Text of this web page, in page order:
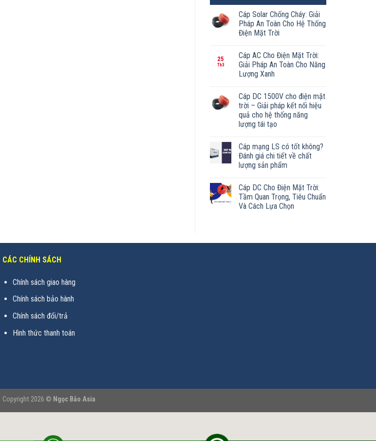
Cáp Solar Chống Cháy: Giải
Pháp An Toàn Cho Hệ Thống
Điện Mặt Trời
25
Th3
Cáp AC Cho Điện Mặt Trời:
Giải Pháp An Toàn Cho Năng
Lượng Xanh
Cáp DC 1500V cho điện mặt
trời – Giải pháp kết nối hiệu
quả cho hệ thống năng
lượng tái tạo
Cáp mạng LS có tốt không?
Đánh giá chi tiết về chất
lượng sản phẩm
Cáp DC Cho Điện Mặt Trời:
Tầm Quan Trọng, Tiêu Chuẩn
Và Cách Lựa Chọn
CÁC CHÍNH SÁCH
Chính sách giao hàng
Chính sách bảo hành
Chính sách đổi/trả
Hình thức thanh toán
Copyright 2026 © Ngọc Bảo Asia